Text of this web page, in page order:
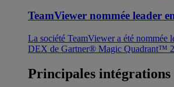
TeamViewer nommée leader
La société TeamViewer a été nommée
DEX de Gartner® Magic Quadrant™
Principales intégrations